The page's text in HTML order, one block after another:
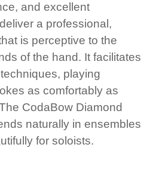
and excellent
a professional,
is perceptive to the
of the hand. It facilitates
playing
as comfortably as
CodaBow Diamond
naturally in ensembles
for soloists.